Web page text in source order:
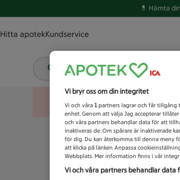
💊 Hämta
Hitta apotekKundservice
Vad letar du efter idag?
Vi bryr oss om din integritet
Vi och våra 1 partners lagrar och får tillgång
enhet. Genom att välja Jag accepterar
och våra partners behandlar data för att
inaktiveras de. Om spårare är inaktiverade
för dig. Du kan återkomma till denna meny
att klicka på länken Anpassa
Webbplats. Mer information finns i vår
Vi och våra partners behandlar data